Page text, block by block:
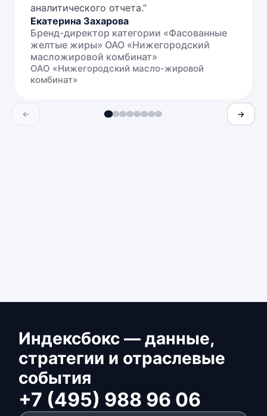
аналитического отчета.”
Екатерина Захарова
Бренд-директор категории «Фасованные
желтые жиры» ОАО «Нижегородский
масложировой комбинат»
ОАО «Нижегородский масло-жировой
комбинат»
← →
Индексбокс — данные,
стратегии и отраслевые
события
+7 (495) 988 96 06